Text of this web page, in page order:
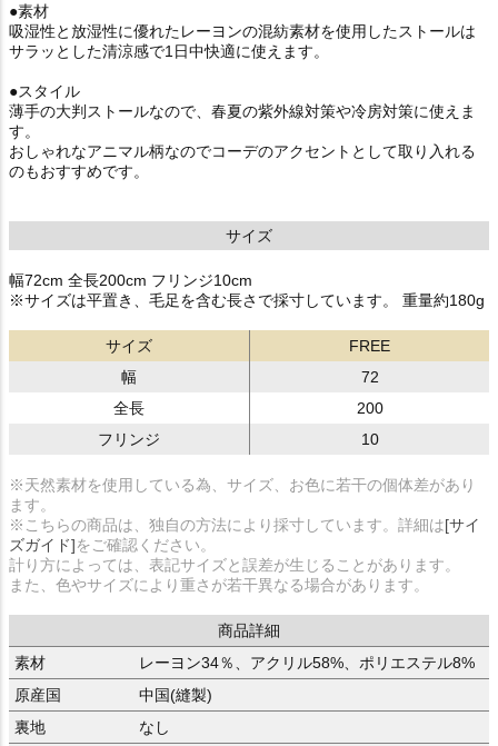
●素材
吸湿性と放湿性に優れたレーヨンの混紡素材を使用したストールは
サラッとした清涼感で1日中快適に使えます。
●スタイル
薄手の大判ストールなので、春夏の紫外線対策や冷房対策に使えま
す。
おしゃれなアニマル柄なのでコーデのアクセントとして取り入れる
のもおすすめです。
サイズ
幅72cm 全長200cm フリンジ10cm
※サイズは平置き、毛足を含む長さで採寸しています。 重量約180g
サイズ
FREE
幅
72
全長
200
フリンジ
10
※天然素材を使用している為、サイズ、お色に若干の個体差があり
ます。
※こちらの商品は、独自の方法により採寸しています。詳細は[サイ
ズガイド]をご確認ください。
計り方によっては、表記サイズと誤差が生じることがあります。
また、色やサイズにより重さが若干異なる場合があります。
商品詳細
素材
レーヨン34％、アクリル58%、ポリエステル8%
原産国
中国(縫製)
裏地
なし